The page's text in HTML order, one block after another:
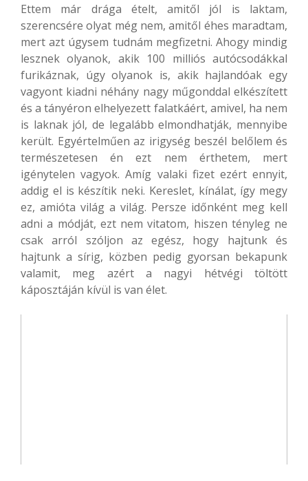
Ettem már drága ételt, amitől jól is laktam,
szerencsére olyat még nem, amitől éhes maradtam,
mert azt úgysem tudnám megfizetni. Ahogy mindig
lesznek olyanok, akik 100 milliós autócsodákkal
furikáznak, úgy olyanok is, akik hajlandóak egy
vagyont kiadni néhány nagy műgonddal elkészített
és a tányéron elhelyezett falatkáért, amivel, ha nem
is laknak jól, de legalább elmondhatják, mennyibe
került. Egyértelműen az irigység beszél belőlem és
természetesen én ezt nem érthetem, mert
igénytelen vagyok. Amíg valaki fizet ezért ennyit,
addig el is készítik neki. Kereslet, kínálat, így megy
ez, amióta világ a világ. Persze időnként meg kell
adni a módját, ezt nem vitatom, hiszen tényleg ne
csak arról szóljon az egész, hogy hajtunk és
hajtunk a sírig, közben pedig gyorsan bekapunk
valamit, meg azért a nagyi hétvégi töltött
káposztáján kívül is van élet.